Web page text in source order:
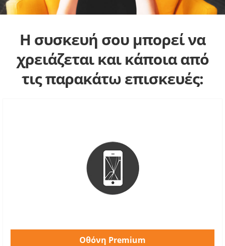
Η συσκευή σου μπορεί να
χρειάζεται και κάποια από
τις παρακάτω επισκευές:
Οθόνη Premium